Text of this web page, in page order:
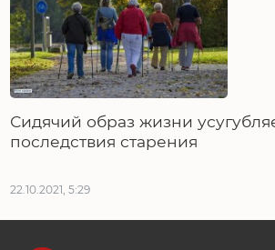
Сидячий образ жизни
последствия старения
22.10.2021, 5:29